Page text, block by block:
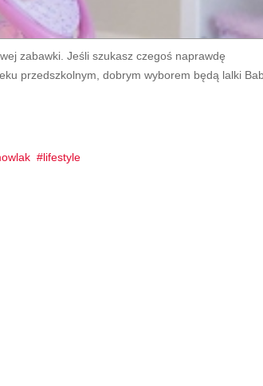
zabawki. Jeśli szukasz czegoś naprawdę
przedszkolnym, dobrym wyborem będą lalki
lifestyle